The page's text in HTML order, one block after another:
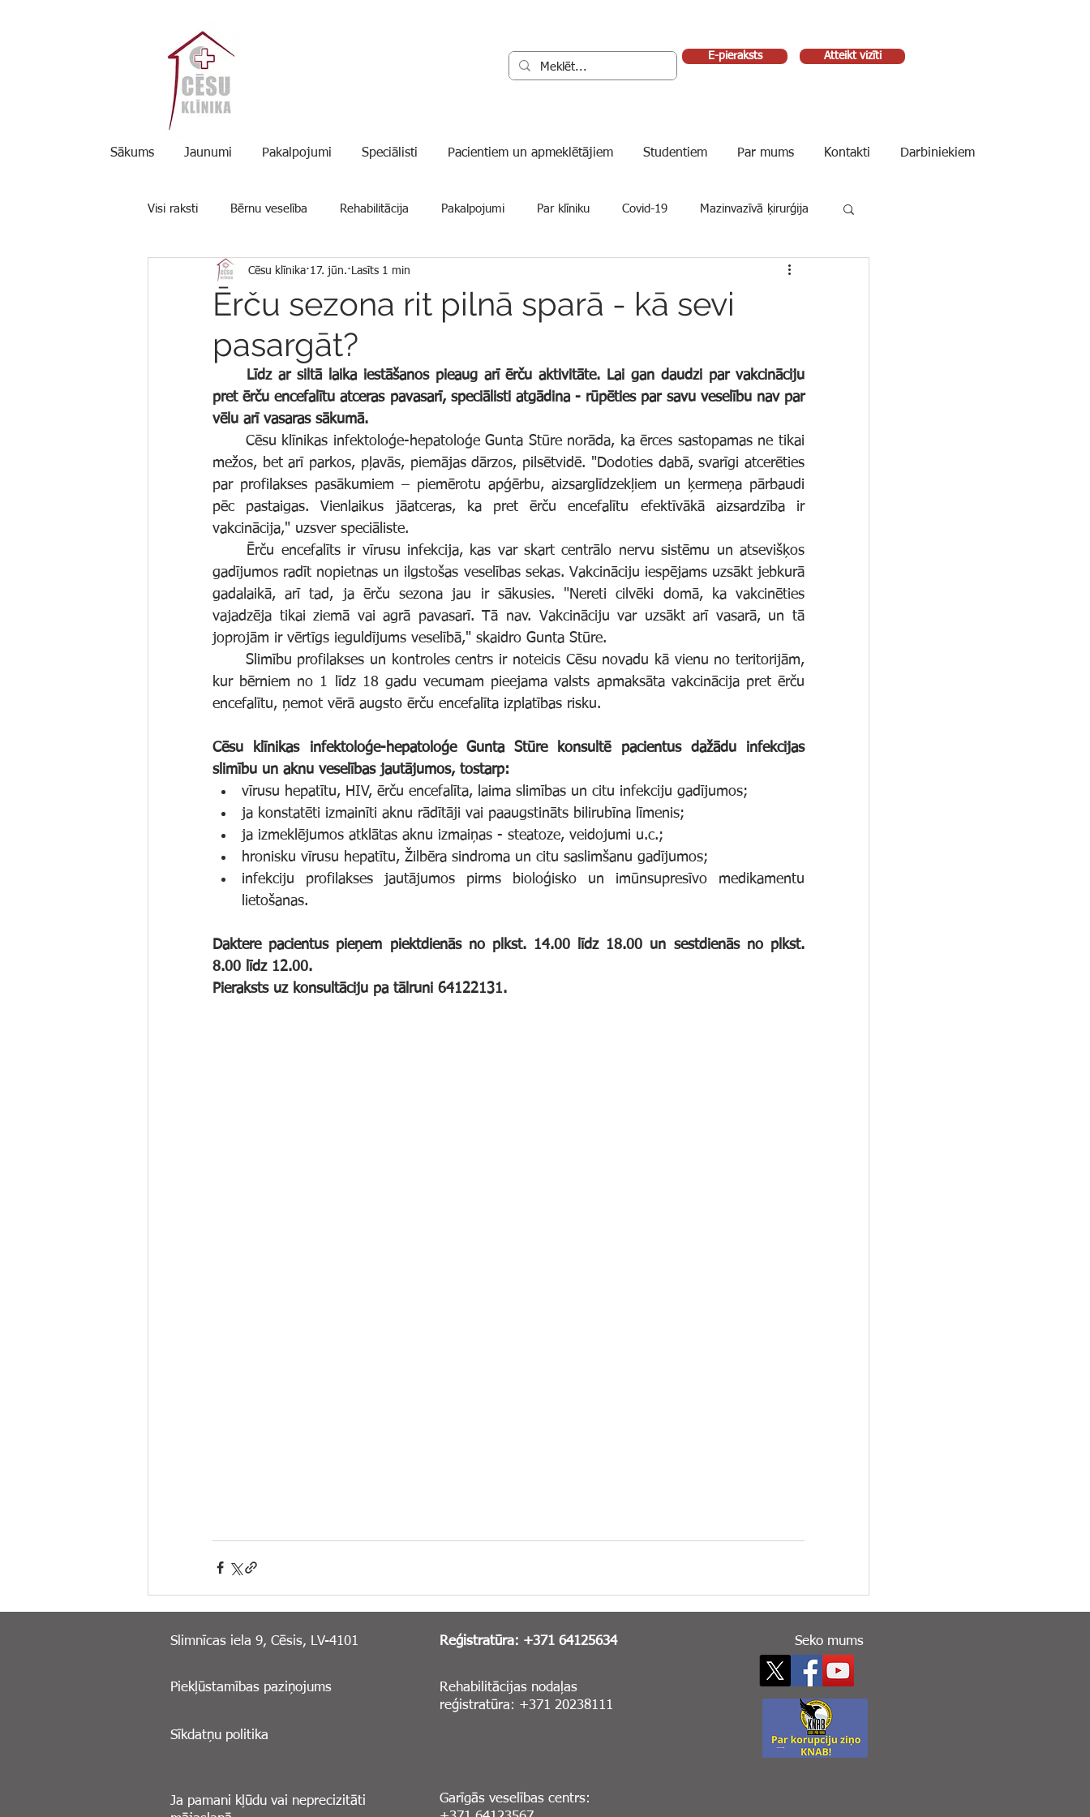
E-pieraksts Atteikt vizīti
Sākums Jaunumi Pakalpojumi Speciālisti Pacientiem un apmeklētājiem Studentiem Par mums Kontakti Darbiniekiem
Visi raksti Bērnu veselība Rehabilitācija Pakalpojumi Par klīniku Covid-19 Mazinvazīvā ķirurģija
Padomi
Ērču sezona rit pilnā sparā - kā sevi
pasargāt?
Cēsu klīnika 17. jūn. Lasīts 1 min
pret ērču encefalītu atceras pavasarī, speciālisti atgādina - rūpēties par savu veselību nav par
vēlu arī vasaras sākumā.
mežos, bet arī parkos, pļavās, piemājas dārzos, pilsētvidē. "Dodoties dabā, svarīgi atcerēties
par profilakses pasākumiem – piemērotu apģērbu, aizsarglīdzekļiem un ķermeņa pārbaudi
pēc pastaigas. Vienlaikus jāatceras, ka pret ērču encefalītu efektīvākā aizsardzība ir
vakcinācija," uzsver speciāliste.
gadījumos radīt nopietnas un ilgstošas veselības sekas. Vakcināciju iespējams uzsākt jebkurā
gadalaikā, arī tad, ja ērču sezona jau ir sākusies. "Nereti cilvēki domā, ka vakcinēties
vajadzēja tikai ziemā vai agrā pavasarī. Tā nav. Vakcināciju var uzsākt arī vasarā, un tā
joprojām ir vērtīgs ieguldījums veselībā," skaidro Gunta Stūre.
kur bērniem no 1 līdz 18 gadu vecumam pieejama valsts apmaksāta vakcinācija pret ērču
encefalītu, ņemot vērā augsto ērču encefalīta izplatības risku.
Cēsu klīnikas infektoloģe-hepatoloģe Gunta Stūre konsultē pacientus dažādu infekcijas
slimību un aknu veselības jautājumos, tostarp:
vīrusu hepatītu, HIV, ērču encefalīta, laima slimības un citu infekciju gadījumos;
ja konstatēti izmainīti aknu rādītāji vai paaugstināts bilirubīna līmenis;
ja izmeklējumos atklātas aknu izmaiņas - steatoze, veidojumi u.c.;
hronisku vīrusu hepatītu, Žilbēra sindroma un citu saslimšanu gadījumos;
infekciju profilakses jautājumos pirms bioloģisko un imūnsupresīvo medikamentu
lietošanas.
Daktere pacientus pieņem piektdienās no plkst. 14.00 līdz 18.00 un sestdienās no plkst.
8.00 līdz 12.00.
Pieraksts uz konsultāciju pa tālruni 64122131.
Slimnīcas iela 9, Cēsis, LV-4101 Reģistratūra: +371 64125634
Piekļūstamības paziņojums
Sīkdatņu politika
Rehabilitācijas nodaļas
reģistratūra: +371 20238111
Ja pamani kļūdu vai neprecizitāti
Garīgās veselības centrs:
Seko mums